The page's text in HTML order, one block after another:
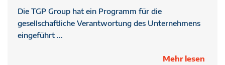
Die TGP Group hat ein Programm für die
gesellschaftliche Verantwortung des Unternehmens
eingeführt ...
Mehr lesen